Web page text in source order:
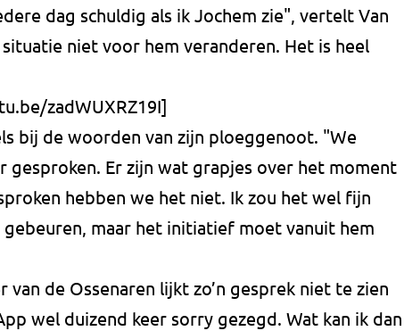
dag schuldig als ik Jochem zie", vertelt Van
niet voor hem veranderen. Het is heel
zadWUXRZ19I]
bij de woorden van zijn ploeggenoot. "We
gesproken. Er zijn wat grapjes over het moment
hebben we het niet. Ik zou het wel fijn
maar het initiatief moet vanuit hem
van de Ossenaren lijkt zo’n gesprek niet te zien
wel duizend keer sorry gezegd. Wat kan ik dan